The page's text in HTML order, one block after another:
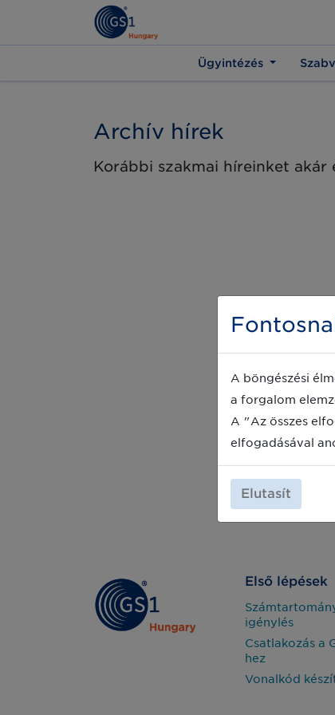
Ügyintézés
Archív hírek
Korábbi szakmai híreinket
Első lépések
igénylés
Csatlakozás a
hez
Vonalkód
A böngészési
a forgalom
A "Az összes
elfogadásával
Elutasít